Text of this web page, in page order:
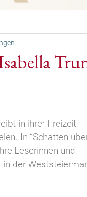
in ihrer Freizeit
In “Schatten
Leserinnen und
der